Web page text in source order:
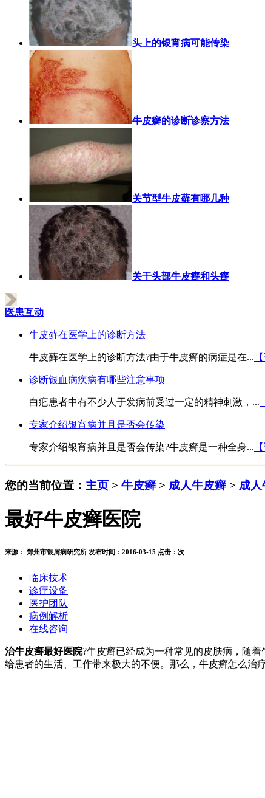
头上的银宵病可能传染
牛皮癣的诊断诊察方法
关节型牛皮藓有哪几种
关于头部牛皮癣和头癣
医患互动
牛皮藓在医学上的诊断方法
牛皮藓在医学上的诊断方法?由于牛皮癣的病症是在...
诊断银血病疾病有哪些注意事项
白疕患者中有不少人于发病前受过一定的精神刺激，...
专家介绍银宵病并且是否会传染
专家介绍银宵病并且是否会传染?牛皮癣是一种全身...
您的当前位置： 主页 > 牛皮癣 > 成人牛皮癣 > 成人
最好牛皮癣医院
来源： 郑州市银屑病研究所 发布时间：2016-03-15 点击： 次
临床技术
诊疗设备
医护团队
病例解析
在线咨询
治牛皮癣最好医院?牛皮癣已经成为一种常见的皮肤病，随
给患者的生活、工作带来极大的不便。那么，牛皮癣怎么治